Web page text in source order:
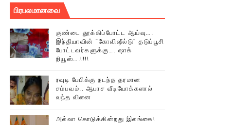
(செய்தியும்,படங்களும்..)
திரண்ட தமிழ்மக்கள்!!
பிரபலமானவை
குண்டை தூக்கிப்போட்ட ஆய்வு….
இந்தியாவின் “கோவிஷீல்டு” தடுப்பூசி
போட்டவர்களுக்கு…. ஷாக்
நியூஸ்….!!!!
ரவுடி பேபிக்கு நடந்த தரமான
சம்பவம்.. ஆபாச வீடியோக்களால்
வந்த வினை
அல்வா கொடுக்கின்றது இலங்கை!